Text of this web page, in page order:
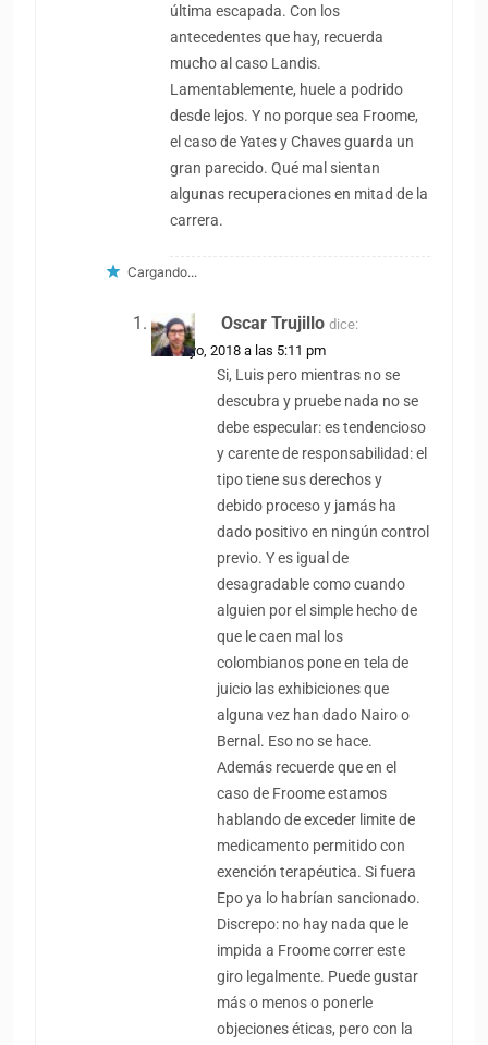
última escapada. Con los
antecedentes que hay, recuerda
mucho al caso Landis.
Lamentablemente, huele a podrido
desde lejos. Y no porque sea Froome,
el caso de Yates y Chaves guarda un
gran parecido. Qué mal sientan
algunas recuperaciones en mitad de la
carrera.
Cargando...
Oscar Trujillo dice:
25 mayo, 2018 a las 5:11 pm
Si, Luis pero mientras no se
descubra y pruebe nada no se
debe especular: es tendencioso
y carente de responsabilidad: el
tipo tiene sus derechos y
debido proceso y jamás ha
dado positivo en ningún control
previo. Y es igual de
desagradable como cuando
alguien por el simple hecho de
que le caen mal los
colombianos pone en tela de
juicio las exhibiciones que
alguna vez han dado Nairo o
Bernal. Eso no se hace.
Además recuerde que en el
caso de Froome estamos
hablando de exceder limite de
medicamento permitido con
exención terapéutica. Si fuera
Epo ya lo habrían sancionado.
Discrepo: no hay nada que le
impida a Froome correr este
giro legalmente. Puede gustar
más o menos o ponerle
objeciones éticas, pero con la